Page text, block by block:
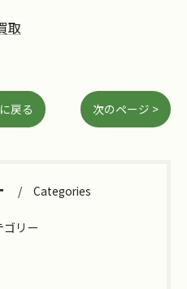
取
戻る 次のページ >
Categories
ゴリー